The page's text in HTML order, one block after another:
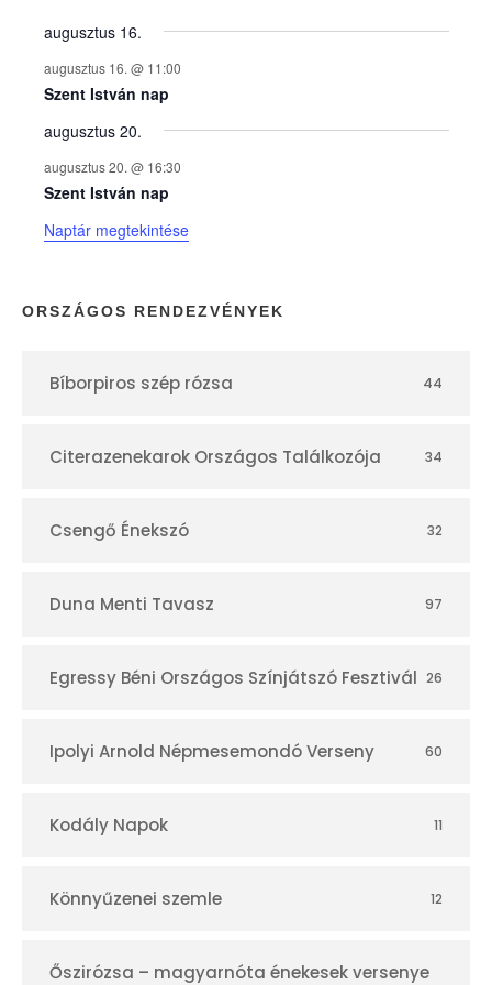
y
e
k
n
a
p
r
augusztus 16.
augusztus 16. @ 11:00
Szent István nap
augusztus 20.
augusztus 20. @ 16:30
Szent István nap
Naptár megtekintése
ORSZÁGOS RENDEZVÉNYEK
Bíborpiros szép rózsa 44
Citerazenekarok Országos Találkozója 34
Csengő Énekszó 32
Duna Menti Tavasz 97
Egressy Béni Országos Színjátszó Fesztivál 26
Ipolyi Arnold Népmesemondó Verseny 60
Kodály Napok 11
Könnyűzenei szemle 12
Őszirózsa – magyarnóta énekesek versenye